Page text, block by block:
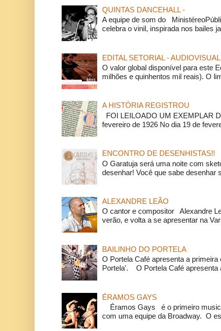
QUINTAS DANCEHALL -
A equipe de som do
celebra o vinil, inspirada nos bailes
EDITAL SETORIAL - AUDIOVISUAL
O valor global disponível para este
milhões e quinhentos mil reais). O
A HISTÓRIA REGISTROU
FOI LEILOADO UM EXEMPLAR
fevereiro de 1926 No dia 19 de
ENCONTRO DE DESENHISTAS!!
O Garatuja será uma noite com
desenhar! Você que sabe desenhar
ALEXANDRE LEÃO
O cantor e compositor Alexandre
verão, e volta a se apresentar na
BAILINHO DO PORTELA
O Portela Café apresenta a
Portela'. O Portela Café apresenta
ÉRAMOS GAYS
Éramos Gays é o primeiro
com uma equipe da Broadway. O